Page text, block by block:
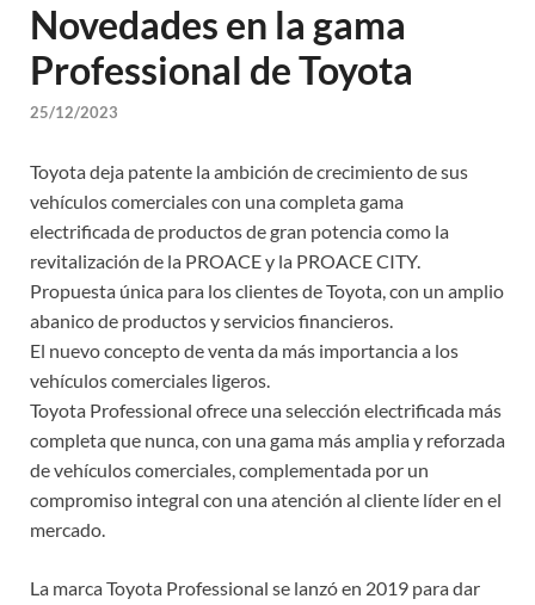
Novedades en la gama
Professional de Toyota
25/12/2023
Toyota deja patente la ambición de crecimiento de sus
vehículos comerciales con una completa gama
electrificada de productos de gran potencia como la
revitalización de la PROACE y la PROACE CITY.
Propuesta única para los clientes de Toyota, con un amplio
abanico de productos y servicios financieros.
El nuevo concepto de venta da más importancia a los
vehículos comerciales ligeros.
Toyota Professional ofrece una selección electrificada más
completa que nunca, con una gama más amplia y reforzada
de vehículos comerciales, complementada por un
compromiso integral con una atención al cliente líder en el
mercado.
La marca Toyota Professional se lanzó en 2019 para dar